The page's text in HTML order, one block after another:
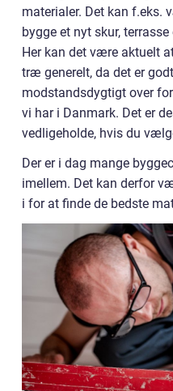
materialer. Det kan f.eks.
bygge et nyt skur,
Her kan det være aktuelt
træ generelt, da det er
modstandsdygtigt over
vi har i Danmark. Det er
vedligeholde, hvis du
Der er i dag mange
imellem. Det kan derfor
i for at finde de bedste